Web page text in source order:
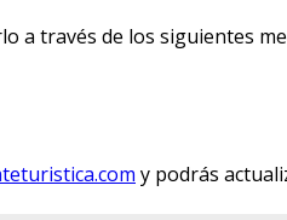
a través de los siguientes
y podrás